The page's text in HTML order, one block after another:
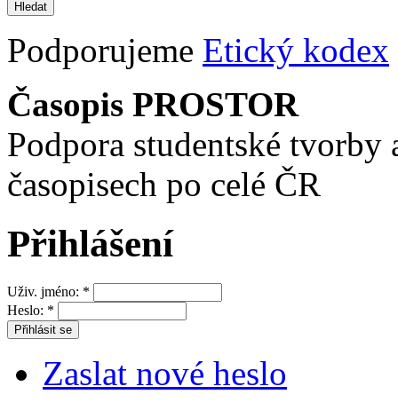
Podporujeme Etický kodex
Časopis PROSTOR
Podpora studentské
časopisech po celé ČR
Přihlášení
Uživ. jméno: *
Heslo: *
Zaslat nové heslo